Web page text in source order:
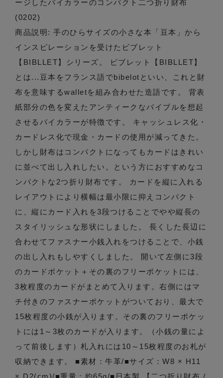
ージしたバイカラーのコンパクト二つ折り財布
(0202)
商品説明: 手のひらサイズの小さな本「豆本」から
インスピレーションを受けたビブレット
【BIBLLET】シリーズ。 ビブレット【BIBLLET】
とは...豆本をフランス語でbibelotといい、これと財
布を意味するwalletを組み合わせた造語です。 背表
紙部分の色を変えたアンティークなバイブルを想起
させるバイカラーが特徴です。 キャッシュレス化・
カードレス化で現金・カードの使用が減ってきた。
しかし財布はコンパクトになってもカードはきれい
に並べて出し入れしたい。という方におすすめなコ
ンパクトな2つ折り財布です。 カードを縦に入れる
レイアウトにより横幅は最小限に抑えコンパクト
に、縦にカード入れを3段つけることでやや縦長の
スタイリッシュな形状にしました。 長くした長辺に
合わせてファスナー小銭入れをつけることで、小銭
の出し入れもしやすくしました。 開いて左側に3段
のカードポケット＋その裏のフリーポケットには、
3枚程度のカードがまとめて入ります。右側にはマ
チ付きのファスナーポケットがついており、最大で
15枚程度の小銭が入ります。その裏のフリーポケッ
トには1～3枚のカードが入ります。（小銭の量によ
って前後します）札入れには10～15枚程度のお札が
収納できます。 ■素材：牛革/■サイズ：W8 × H11